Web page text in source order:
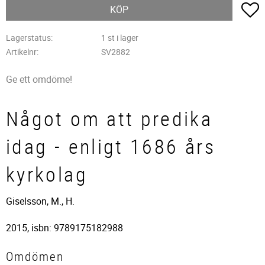
KÖP
Lagerstatus
1 st i lager
Artikelnr
SV2882
Ge ett omdöme!
Något om att predika
idag - enligt 1686 års
kyrkolag
Giselsson, M., H.
2015, isbn: 9789175182988
Omdömen